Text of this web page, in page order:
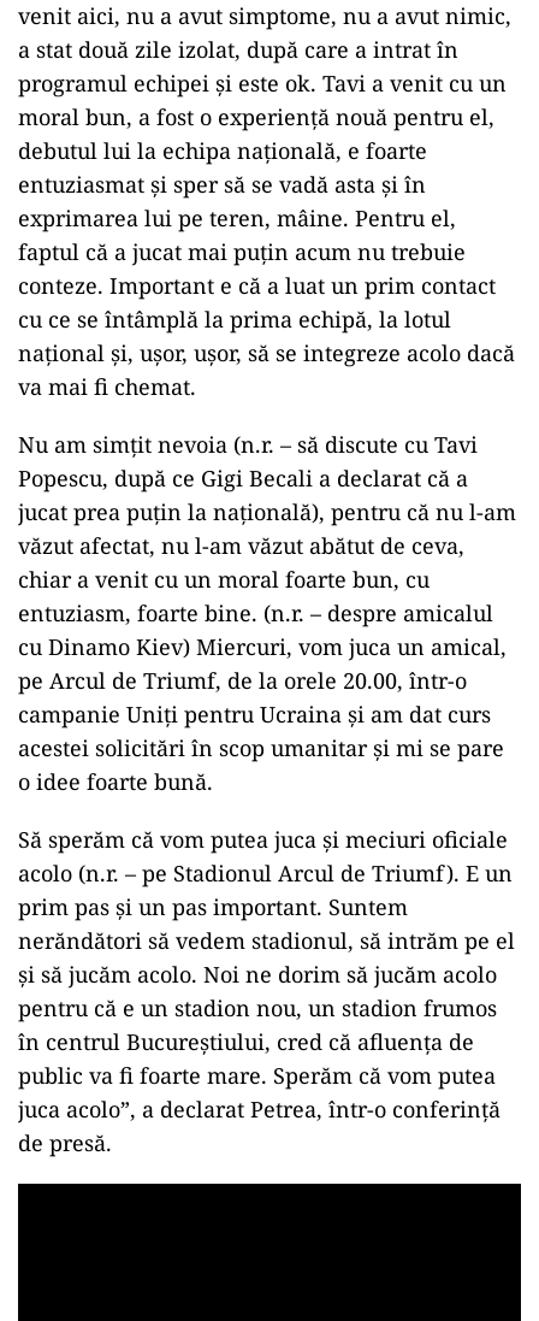
venit aici, nu a avut simptome, nu a avut nimic,
a stat două zile izolat, după care a intrat în
programul echipei şi este ok. Tavi a venit cu un
moral bun, a fost o experienţă nouă pentru el,
debutul lui la echipa naţională, e foarte
entuziasmat şi sper să se vadă asta şi în
exprimarea lui pe teren, mâine. Pentru el,
faptul că a jucat mai puţin acum nu trebuie
conteze. Important e că a luat un prim contact
cu ce se întâmplă la prima echipă, la lotul
naţional şi, uşor, uşor, să se integreze acolo dacă
va mai fi chemat.
Nu am simţit nevoia (n.r. – să discute cu Tavi
Popescu, după ce Gigi Becali a declarat că a
jucat prea puţin la naţională), pentru că nu l-am
văzut afectat, nu l-am văzut abătut de ceva,
chiar a venit cu un moral foarte bun, cu
entuziasm, foarte bine. (n.r. – despre amicalul
cu Dinamo Kiev) Miercuri, vom juca un amical,
pe Arcul de Triumf, de la orele 20.00, într-o
campanie Uniţi pentru Ucraina şi am dat curs
acestei solicitări în scop umanitar şi mi se pare
o idee foarte bună.
Să sperăm că vom putea juca şi meciuri oficiale
acolo (n.r. – pe Stadionul Arcul de Triumf). E un
prim pas şi un pas important. Suntem
nerăndători să vedem stadionul, să intrăm pe el
şi să jucăm acolo. Noi ne dorim să jucăm acolo
pentru că e un stadion nou, un stadion frumos
în centrul Bucureştiului, cred că afluenţa de
public va fi foarte mare. Sperăm că vom putea
juca acolo”, a declarat Petrea, într-o conferinţă
de presă.